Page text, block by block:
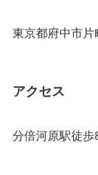
東京都府中市片
アクセス
分倍河原駅徒歩